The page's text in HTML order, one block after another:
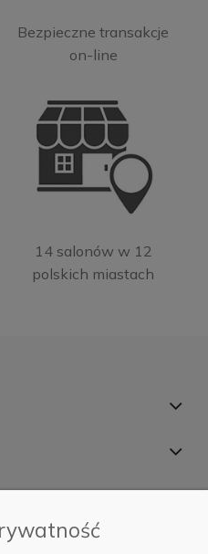
Bezpieczne transakcje
on-line
14 salonów w 12
polskich miastach